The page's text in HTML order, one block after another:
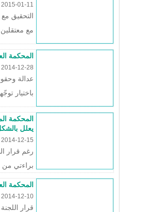
2015-01-11
التحقيق
مع
المحكمة
2014-12-28
عدالة
باختيار
المحكمة
يعلل
2014-12-15
رغم قرار
براءتي من
المحكمة
2014-12-10
قرار